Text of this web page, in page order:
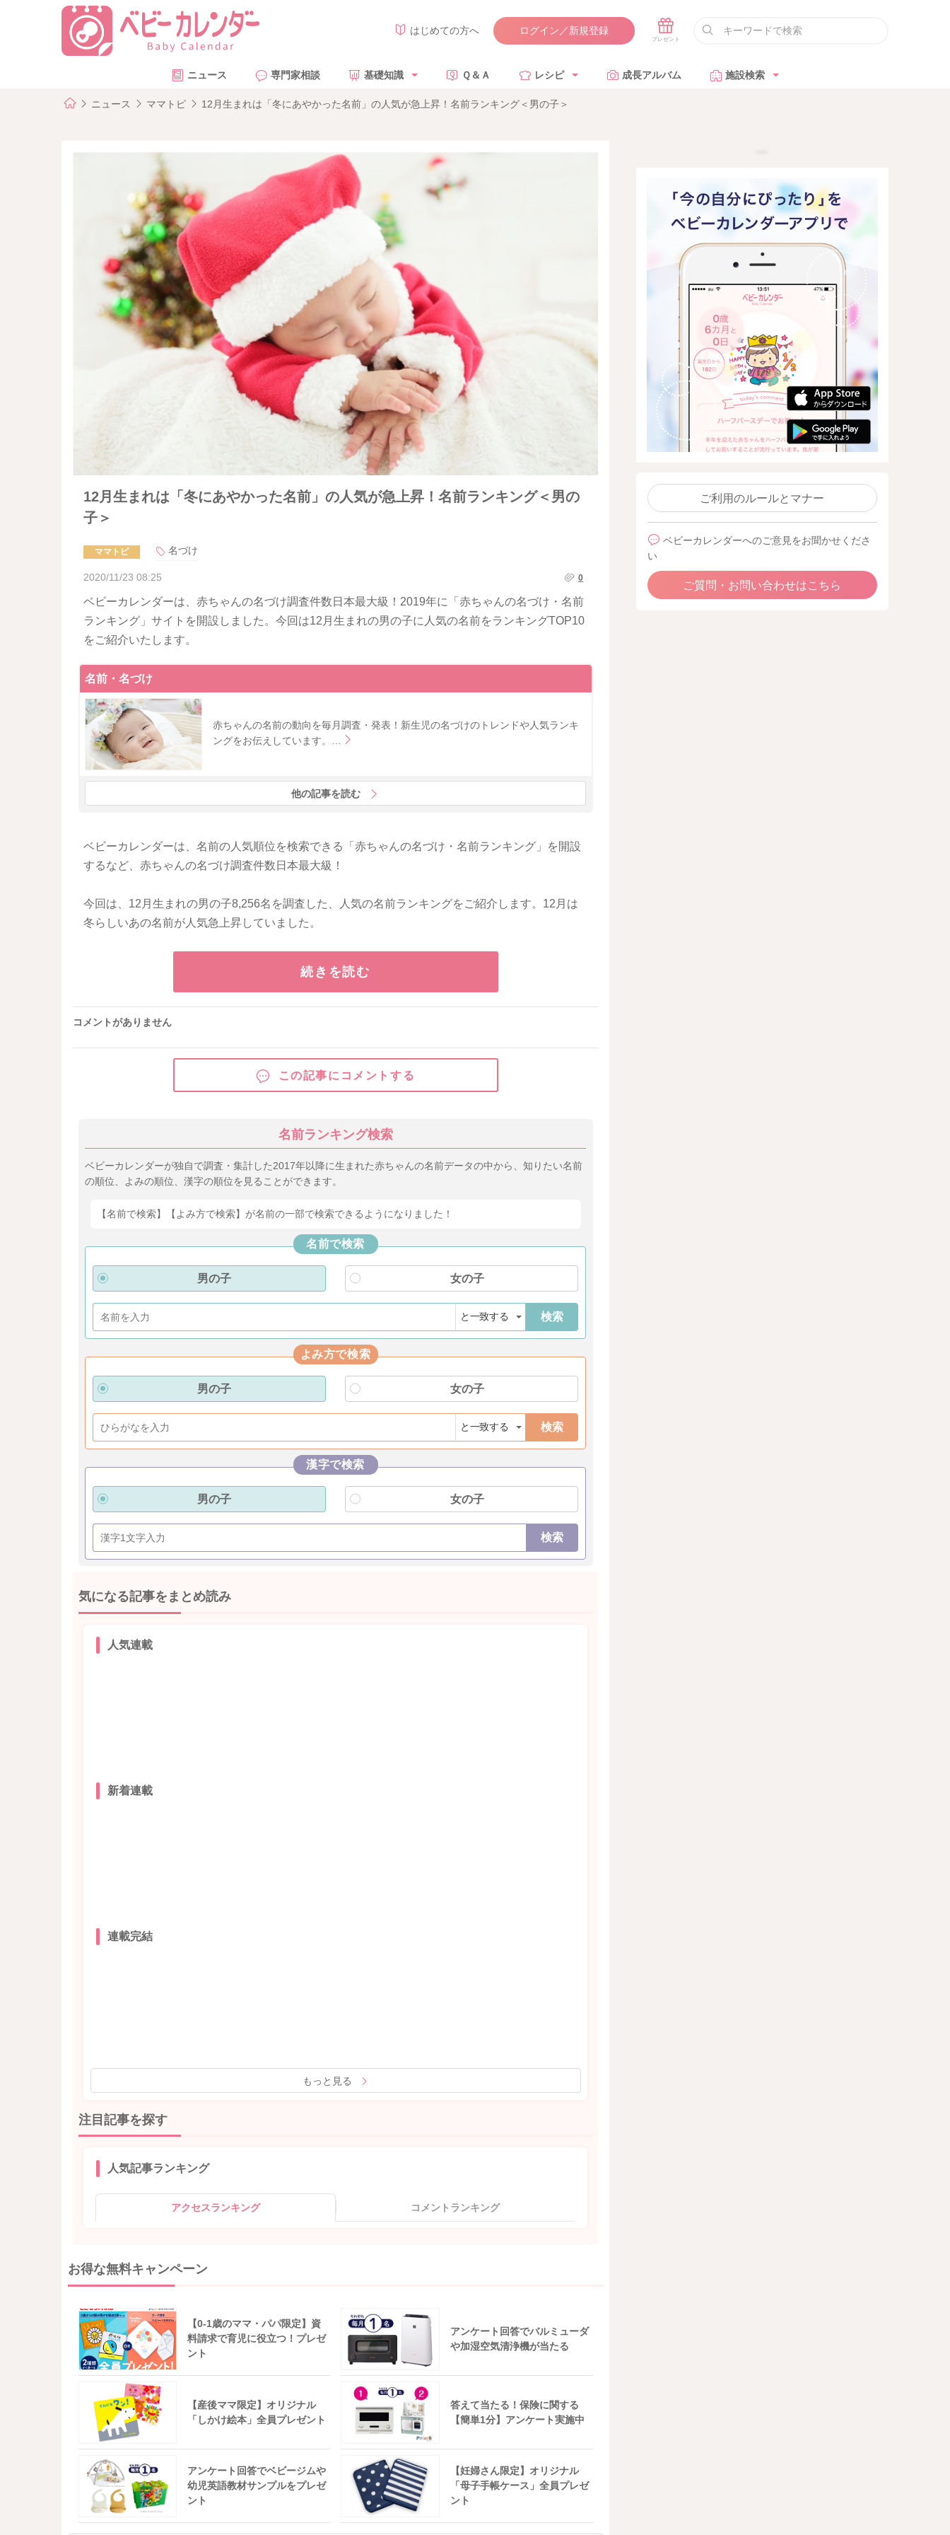
はじめての方へ ログイン／新規登録
ニュース 専門家相談 基礎知識 Ｑ＆Ａ レシピ 成長アルバム 施設検索
ニュース ママトピ 12月生まれは「冬にあやかった名前」の人気が急上昇！名前ランキング＜男の子＞
12月生まれは「冬にあやかった名前」の人気が急上昇！名前ランキング＜男の
子＞
ママトピ 名づけ
2020/11/23 08:25 0
ベビーカレンダーは、赤ちゃんの名づけ調査件数日本最大級！2019年に「赤ちゃんの名づけ・名前
ランキング」サイトを開設しました。今回は12月生まれの男の子に人気の名前をランキングTOP10
をご紹介いたします。
名前・名づけ
赤ちゃんの名前の動向を毎月調査・発表！新生児の名づけのトレンドや人気ランキ
ングをお伝えしています。…
他の記事を読む
ベビーカレンダーは、名前の人気順位を検索できる「赤ちゃんの名づけ・名前ランキング」を開設
するなど、赤ちゃんの名づけ調査件数日本最大級！
今回は、12月生まれの男の子8,256名を調査した、人気の名前ランキングをご紹介します。12月は
冬らしいあの名前が人気急上昇していました。
続きを読む
コメントがありません
この記事にコメントする
名前ランキング検索
ベビーカレンダーが独自で調査・集計した2017年以降に生まれた赤ちゃんの名前データの中から、知りたい名前
の順位、よみの順位、漢字の順位を見ることができます。
【名前で検索】【よみ方で検索】が名前の一部で検索できるようになりました！
名前で検索
男の子 女の子
検索
よみ方で検索
男の子 女の子
検索
漢字で検索
男の子 女の子
検索
気になる記事をまとめ読み
人気連載
新着連載
連載完結
もっと見る
注目記事を探す
人気記事ランキング
アクセスランキング コメントランキング
お得な無料キャンペーン
【0-1歳のママ・パパ限定】資
料請求で育児に役立つ！プレゼ
ント
アンケート回答でバルミューダ
や加湿空気清浄機が当たる
【産後ママ限定】オリジナル
「しかけ絵本」全員プレゼント
答えて当たる！保険に関する
【簡単1分】アンケート実施中
アンケート回答でベビージムや
幼児英語教材サンプルをプレゼ
ント
【妊婦さん限定】オリジナル
「母子手帳ケース」全員プレゼ
ント
ご利用のルールとマナー
ベビーカレンダーへのご意見をお聞かせくださ
い
ご質問・お問い合わせはこちら